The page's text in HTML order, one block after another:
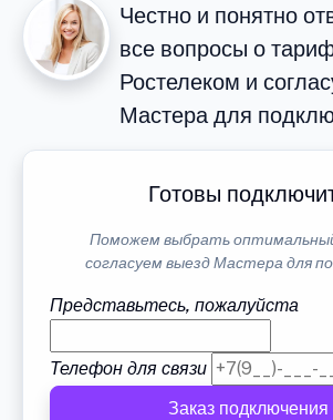
Честно и понятно
все вопросы о
Ростелеком и
Мастера для
Готовы
Поможем выбрать
согласуем выезд Мастера для
Представьтесь, пожалуйста
Телефон для связи
Заказ подключения